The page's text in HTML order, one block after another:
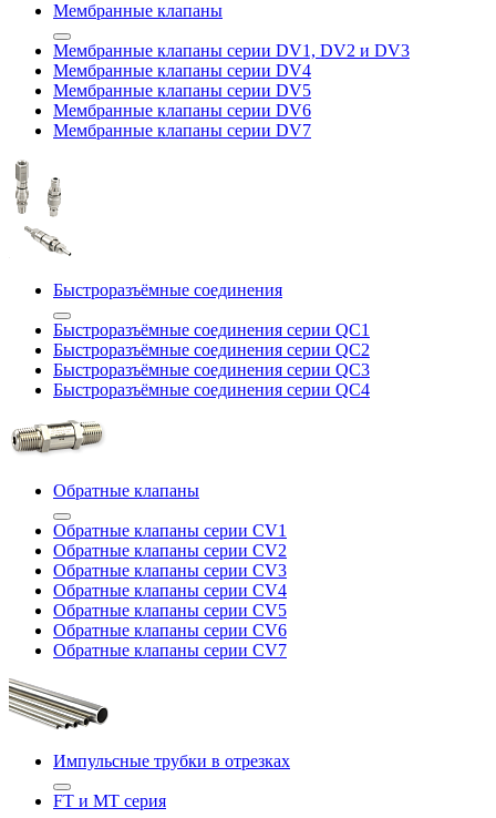
Мембранные клапаны
Мембранные клапаны серии DV1, DV2 и DV3
Мембранные клапаны серии DV4
Мембранные клапаны серии DV5
Мембранные клапаны серии DV6
Мембранные клапаны серии DV7
Быстроразъёмные соединения
Быстроразъёмные соединения серии QC1
Быстроразъёмные соединения серии QC2
Быстроразъёмные соединения серии QC3
Быстроразъёмные соединения серии QC4
Обратные клапаны
Обратные клапаны серии CV1
Обратные клапаны серии CV2
Обратные клапаны серии CV3
Обратные клапаны серии CV4
Обратные клапаны серии CV5
Обратные клапаны серии CV6
Обратные клапаны серии CV7
Импульсные трубки в отрезках
FT и MT серия